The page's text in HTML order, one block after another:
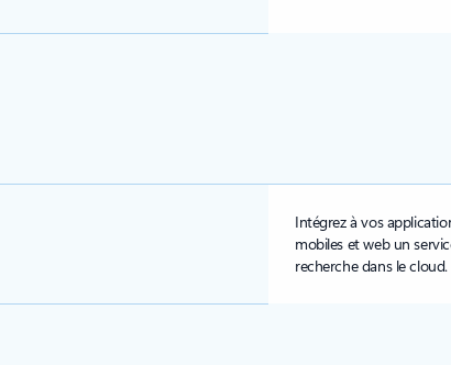
Intégrez à vos
mobiles et web un
recherche dans le cloud.